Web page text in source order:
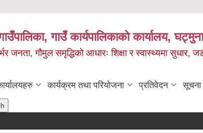
गाउँ कार्यपालिकाको कार्यालय,
जनता, गौमुल समृद्धिको आधारः शिक्षा र स्वास्थ्यमा सुधार,
कार्यक्रम तथा परियोजना प्रतिवेदन सूचना